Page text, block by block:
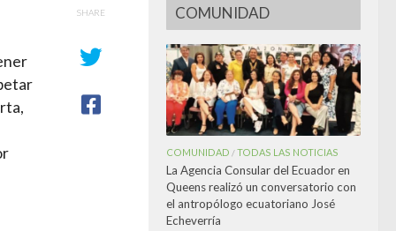
SHARE COMUNIDAD
COMUNIDAD /TODAS LAS NOTICIAS
La Agencia Consular del Ecuador en
Queens realizó un conversatorio con
el antropólogo ecuatoriano José
Echeverría